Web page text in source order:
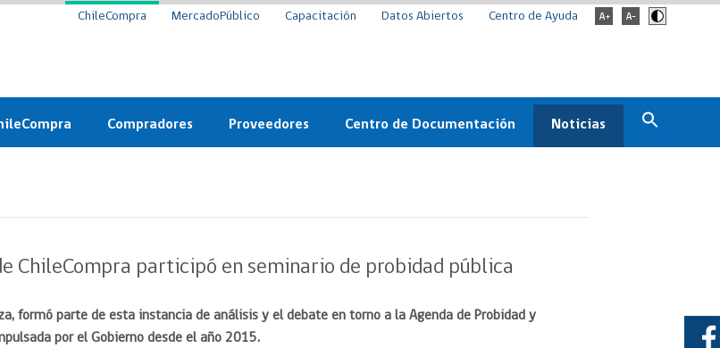
ChileCompra MercadoPúblico Capacitación Datos Abiertos Centro de Ayuda
Compradores
Circular
Compra Ágil
Bases Tipo de Licitación
Proveedores
Bases Tipo
Centro de Documentación Noticias
Archivo de noticias
ChileCompra participó en seminario de probidad pública
formó parte de esta instancia de análisis y el debate en torno a la Agenda de Probidad y
por el Gobierno desde el año 2015.